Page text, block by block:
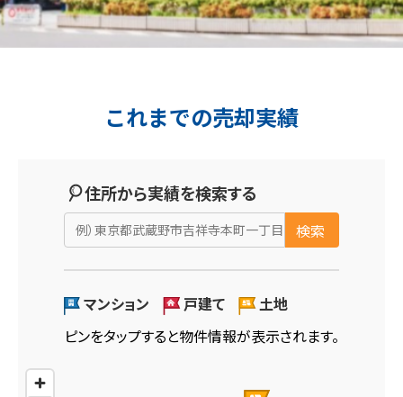
これまでの売却実績